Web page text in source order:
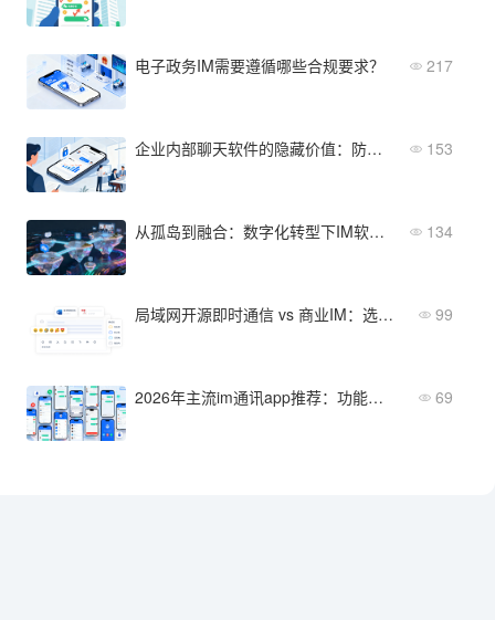
电子政务IM需要遵循哪些合规要求？ 217
企业内部聊天软件的隐藏价值：防泄密+效率提升 153
从孤岛到融合：数字化转型下IM软件企业即时通讯系统的重构 134
局域网开源即时通信 vs 商业IM：选型对比与适用场景分析 99
2026年主流im通讯app推荐：功能与适用场景速览 69